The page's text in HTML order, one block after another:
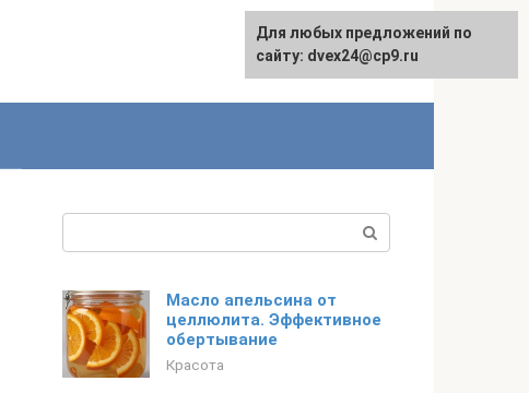
Масло апельсина от
целлюлита. Эффективное
обертывание
Красота
Для любых предложений по
сайту: dvex24@cp9.ru